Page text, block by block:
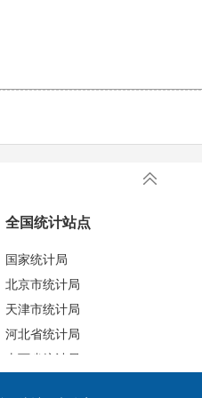
全国统计站点
国家统计局
北京市统计局
天津市统计局
河北省统计局
山西省统计局